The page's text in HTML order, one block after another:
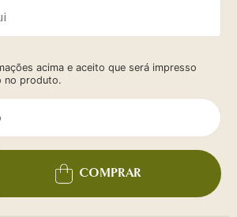
acima e aceito que será impresso
no produto.
COMPRAR